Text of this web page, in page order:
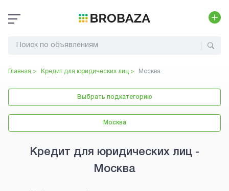
Главная > Кредит для юридических лиц > Москва
Выбрать подкатегорию
Москва
Кредит для юридических лиц -
Москва